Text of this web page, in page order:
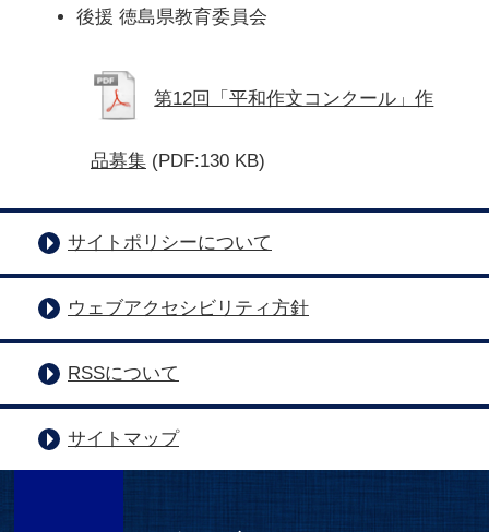
後援 徳島県教育委員会
第12回「平和作文コンクール」作
品募集 (PDF:130 KB)
サイトポリシーについて
ウェブアクセシビリティ方針
RSSについて
サイトマップ